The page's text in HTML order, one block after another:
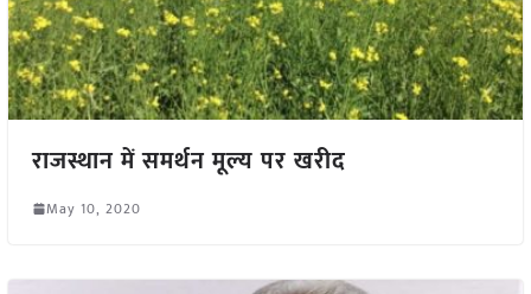
राजस्थान में समर्थन मूल्य पर खरीद
May 10, 2020